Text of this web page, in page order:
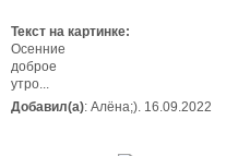
Текст на картинке:
Осенние
доброе
утро...
Добавил(а): Алёна;). 16.09.2022